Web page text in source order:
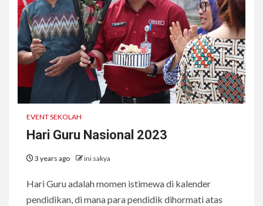
EVENT SEKOLAH
Hari Guru Nasional 2023
3 years ago ini sakya
Hari Guru adalah momen istimewa di kalender
pendidikan, di mana para pendidik dihormati atas